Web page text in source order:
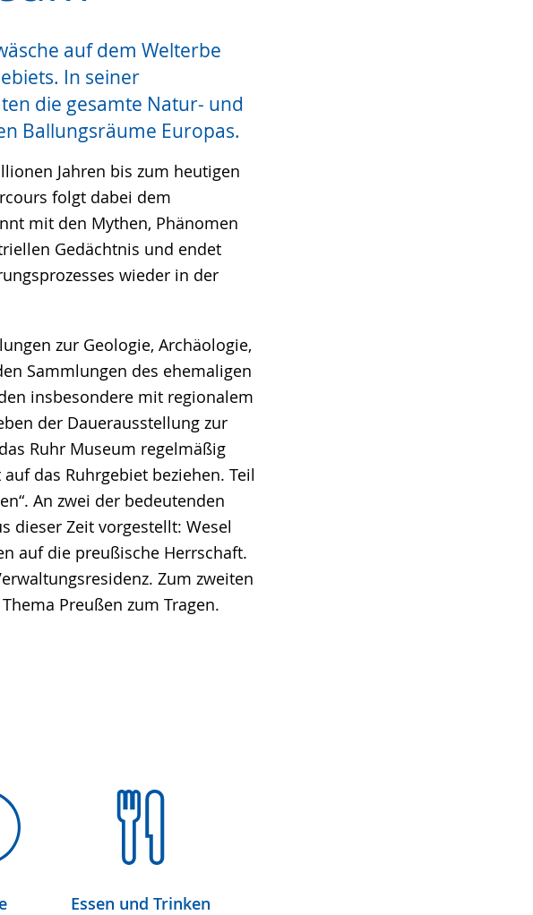
auf dem Welterbe
In seiner
die gesamte Natur- und
Ballungsräume Europas.
Jahren bis zum heutigen
folgt dabei dem
mit den Mythen, Phänomen
Gedächtnis und endet
wieder in der
zur Geologie, Archäologie,
Sammlungen des ehemaligen
insbesondere mit regionalem
der Dauerausstellung zur
Ruhr Museum regelmäßig
das Ruhrgebiet beziehen. Teil
An zwei der bedeutenden
dieser Zeit vorgestellt: Wesel
auf die preußische Herrschaft.
Zum zweiten
Preußen zum Tragen.
Essen und Trinken